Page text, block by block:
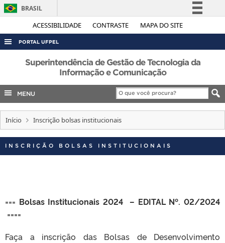
ACESSIBILIDADE CONTRASTE MAPA DO SITE
BRASIL
Simplifique!
Acesso à informação
Legislação
Canais
PORTAL UFPEL
ACESSO À INFORMAÇÃO
COBALTO
CONCURSOS
INTERNACIONAL
Superintendência de Gestão de Tecnologia da
Informação e Comunicação
MENU
Início Inscrição bolsas institucionais
INSCRIÇÃO BOLSAS INSTITUCIONAIS
=== Bolsas Institucionais 2024 – EDITAL Nº. 02/2024
====
Faça a inscrição das Bolsas de Desenvolvimento